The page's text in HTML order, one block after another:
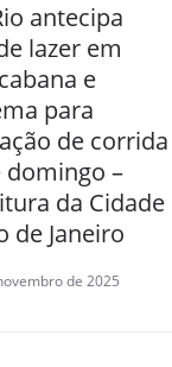
antecipa
lazer em
e
para
de corrida
domingo –
da Cidade
de Janeiro
de 2025